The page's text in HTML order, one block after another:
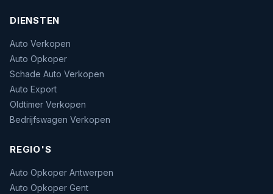
DIENSTEN
Auto Verkopen
Auto Opkoper
Schade Auto Verkopen
Auto Export
Oldtimer Verkopen
Bedrijfswagen Verkopen
REGIO'S
Auto Opkoper Antwerpen
Auto Opkoper Gent